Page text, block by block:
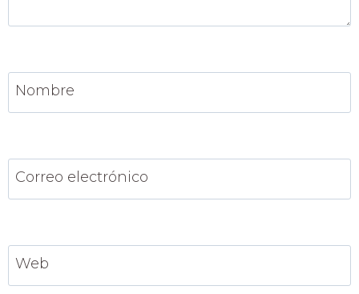
Nombre
Correo electrónico
Web